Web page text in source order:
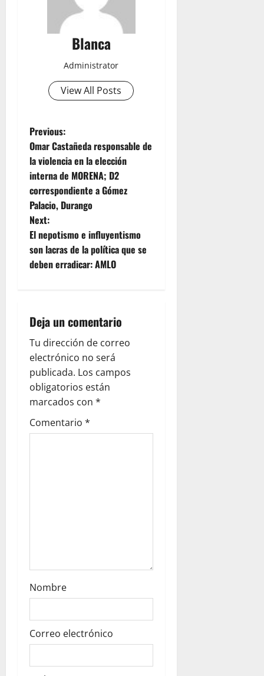
Blanca
Administrator
View All Posts
P
o
s
t
n
a
i
g
a
t
i
o
Previous:
Omar Castañeda responsable de
la violencia en la elección
interna de MORENA; D2
correspondiente a Gómez
Palacio, Durango
Next:
El nepotismo e influyentismo
son lacras de la política que se
deben erradicar: AMLO
Deja un comentario
Tu dirección de correo
electrónico no será
publicada. Los campos
obligatorios están
marcados con *
Comentario *
Nombre
Correo electrónico